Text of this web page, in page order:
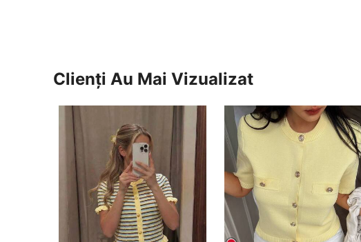
Clienți Au Mai Vizualizat